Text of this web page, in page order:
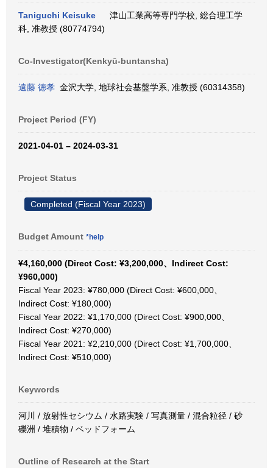
Taniguchi Keisuke
津山工業高等専門学校, 総合理工学
科, 准教授 (80774794)
Co-Investigator(Kenkyū-buntansha)
遠藤 徳孝 金沢大学, 地球社会基盤学系, 准教授 (60314358)
Project Period (FY)
2021-04-01 – 2024-03-31
Project Status
Completed (Fiscal Year 2023)
Budget Amount *help
¥4,160,000 (Direct Cost: ¥3,200,000、Indirect Cost:
¥960,000)
Fiscal Year 2023: ¥780,000 (Direct Cost: ¥600,000、
Indirect Cost: ¥180,000)
Fiscal Year 2022: ¥1,170,000 (Direct Cost: ¥900,000、
Indirect Cost: ¥270,000)
Fiscal Year 2021: ¥2,210,000 (Direct Cost: ¥1,700,000、
Indirect Cost: ¥510,000)
Keywords
河川 / 放射性セシウム / 水路実験 / 写真測量 / 混合粒径 / 砂
礫洲 / 堆積物 / ベッドフォーム
Outline of Research at the Start